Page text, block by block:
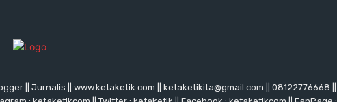
|| Jurnalis || www.ketaketik.com || ketaketikita@gmail.com || 08122776668 ||